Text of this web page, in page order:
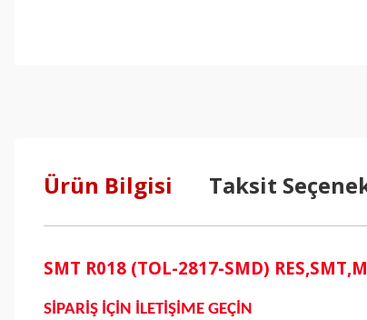
Ürün Bilgisi Taksit
SMT R018 (TOL-2817-SMD)
SİPARİŞ İÇİN İLETİŞİME GEÇİN